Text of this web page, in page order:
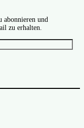
abonnieren und
zu erhalten.